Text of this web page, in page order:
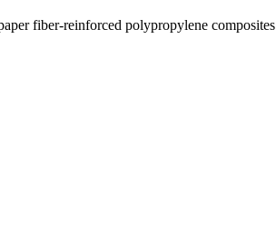
fiber-reinforced polypropylene composites